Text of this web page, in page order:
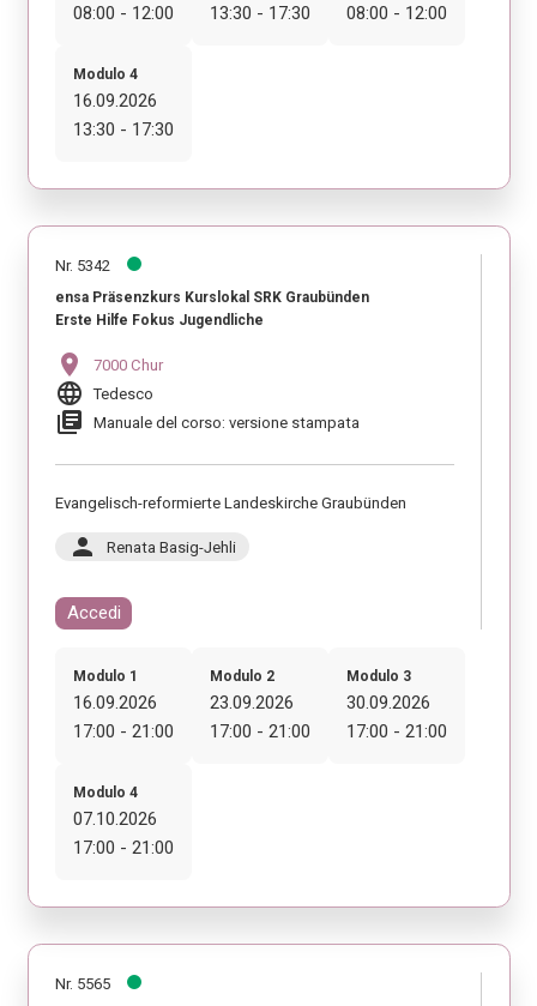
08:00 - 12:00
13:30 - 17:30
08:00 - 12:00
Modulo 4
16.09.2026
13:30 - 17:30
Nr. 5342
ensa Präsenzkurs Kurslokal SRK Graubünden
Erste Hilfe Fokus Jugendliche
location_on 7000 Chur
language Tedesco
library_books Manuale del corso: versione stampata
Evangelisch-reformierte Landeskirche Graubünden
person Renata Basig-Jehli
Accedi
Modulo 1
16.09.2026
17:00 - 21:00
Modulo 2
23.09.2026
17:00 - 21:00
Modulo 3
30.09.2026
17:00 - 21:00
Modulo 4
07.10.2026
17:00 - 21:00
Nr. 5565